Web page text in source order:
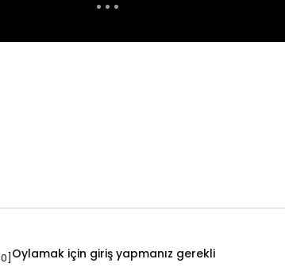
0 Oylamak için giriş yapmanız gerekli